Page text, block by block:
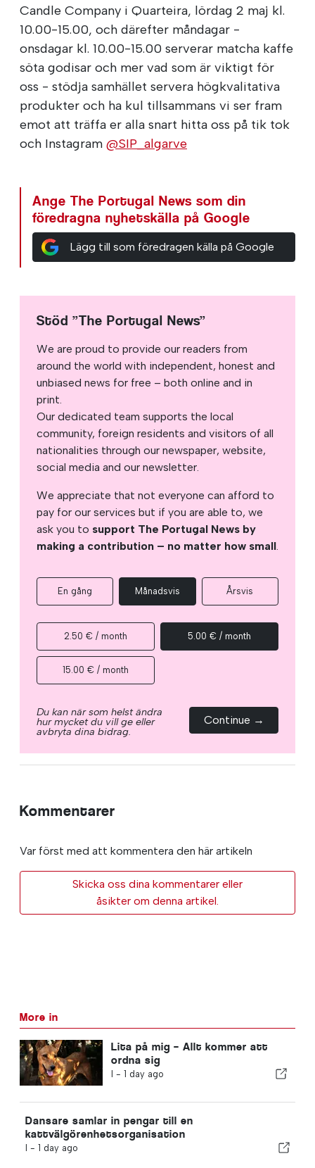
Candle Company i Quarteira, lördag 2 maj kl.
10.00-15.00, och därefter måndagar -
onsdagar kl. 10.00-15.00 serverar matcha kaffe
söta godisar och mer vad som är viktigt för
oss - stödja samhället servera högkvalitativa
produkter och ha kul tillsammans vi ser fram
emot att träffa er alla snart hitta oss på tik tok
och Instagram @SIP_algarve
Ange The Portugal News som din
föredragna nyhetskälla på Google
Lägg till som föredragen källa på Google
Stöd ”The Portugal News”
We are proud to provide our readers from
around the world with independent, honest and
unbiased news for free – both online and in
print.
Our dedicated team supports the local
community, foreign residents and visitors of all
nationalities through our newspaper, website,
social media and our newsletter.
We appreciate that not everyone can afford to
pay for our services but if you are able to, we
ask you to support The Portugal News by
making a contribution – no matter how small.
En gång Månadsvis Årsvis
2.50 € / month 5.00 € / month
15.00 € / month
Du kan när som helst ändra
hur mycket du vill ge eller
avbryta dina bidrag.
Continue →
Kommentarer
Var först med att kommentera den här artikeln
Skicka oss dina kommentarer eller
åsikter om denna artikel.
More in
Lita på mig – Allt kommer att
ordna sig
I - 1 day ago
Dansare samlar in pengar till en
kattvälgörenhetsorganisation
I - 1 day ago